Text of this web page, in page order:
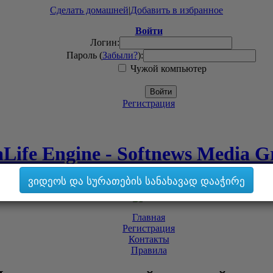
Сделать домашней|Добавить в избранное
Войти
Логин:
Пароль (Забыли?):
Чужой компьютер
Войти
Регистрация
Engine - Softnews Media
Главная
Регистрация
Контакты
Правила
ვიდეოს და სურათების სანახავად დააჭირე